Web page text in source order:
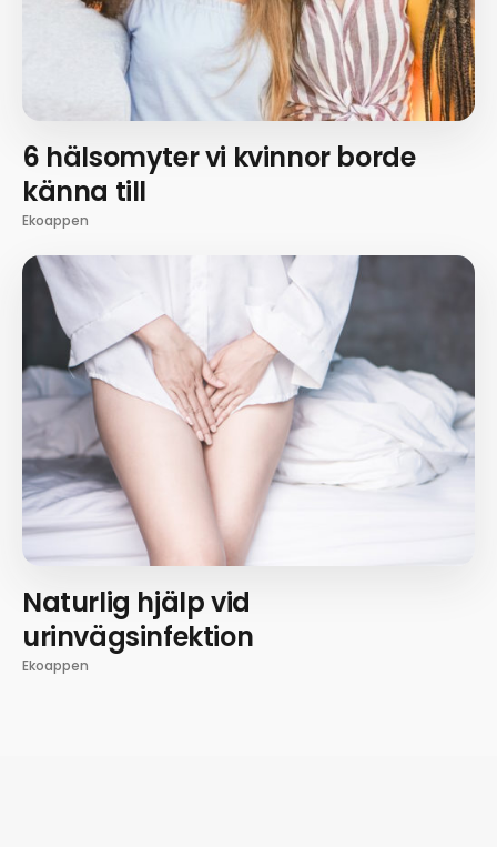
6 hälsomyter vi kvinnor borde
känna till
Ekoappen
Naturlig hjälp vid
urinvägsinfektion
Ekoappen